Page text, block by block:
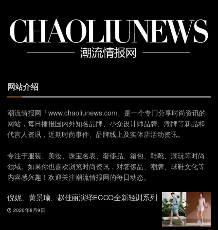
网站介绍
潮流情报网「www.chaoliunews.com」是一个专门分享时尚资讯的
网站，每日播报国内外知名品牌、小众设计师品牌、潮牌等新品和
代言人资讯，近期时尚事件、品牌线上及实体店活动资讯。
专注于服装、美妆、珠宝名表、奢侈品、箱包、鞋靴、潮玩等时尚
领域。如果你也喜欢浏览时尚资讯，对奢侈品、潮牌、球鞋文化等
内容感兴趣！欢迎关注潮流情报网的每日动态。
倪妮、黄景瑜、赵佳丽演绎ECCO全新轻训系列
2026年8月9日